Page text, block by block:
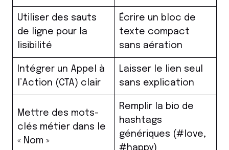
Utiliser des sauts
de ligne pour la
lisibilité
Écrire un bloc de
texte compact
sans aération
Intégrer un Appel à
l’Action (CTA) clair
Laisser le lien seul
sans explication
Mettre des mots-
clés métier dans le
« Nom »
Remplir la bio de
hashtags
génériques (#love,
#happy)